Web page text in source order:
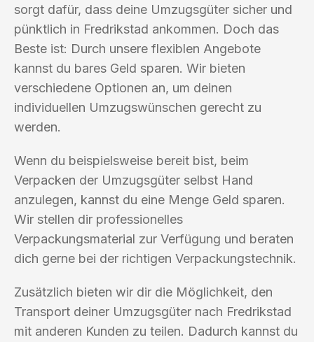
sorgt dafür, dass deine Umzugsgüter sicher und
pünktlich in Fredrikstad ankommen. Doch das
Beste ist: Durch unsere flexiblen Angebote
kannst du bares Geld sparen. Wir bieten
verschiedene Optionen an, um deinen
individuellen Umzugswünschen gerecht zu
werden.
Wenn du beispielsweise bereit bist, beim
Verpacken der Umzugsgüter selbst Hand
anzulegen, kannst du eine Menge Geld sparen.
Wir stellen dir professionelles
Verpackungsmaterial zur Verfügung und beraten
dich gerne bei der richtigen Verpackungstechnik.
Zusätzlich bieten wir dir die Möglichkeit, den
Transport deiner Umzugsgüter nach Fredrikstad
mit anderen Kunden zu teilen. Dadurch kannst du